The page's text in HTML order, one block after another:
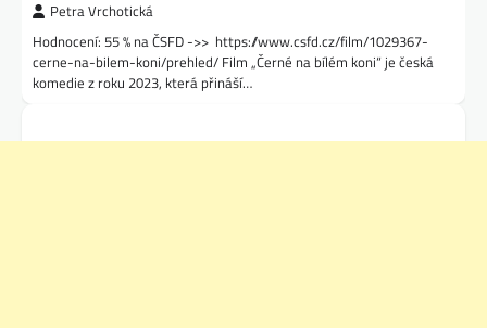
Petra Vrchotická
Hodnocení: 55 % na ČSFD ->> https://www.csfd.cz/film/1029367-
cerne-na-bilem-koni/prehled/ Film „Černé na bílém koni“ je česká
komedie z roku 2023, která přináší…